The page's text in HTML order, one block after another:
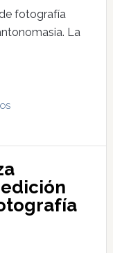
fotografía
La